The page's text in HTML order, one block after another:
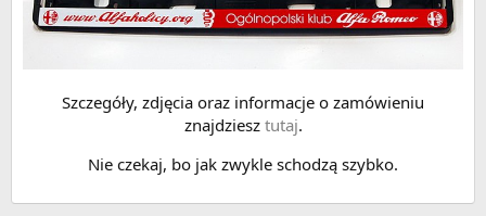
Szczegóły, zdjęcia oraz informacje o zamówieniu
znajdziesz tutaj.
Nie czekaj, bo jak zwykle schodzą szybko.